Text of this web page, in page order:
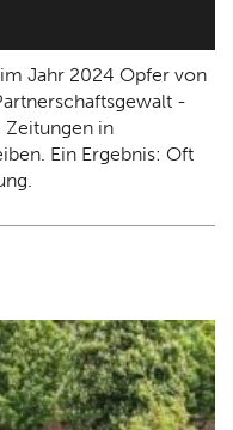
Jahr 2024 Opfer von
-
Zeitungen in
Ein Ergebnis: Oft